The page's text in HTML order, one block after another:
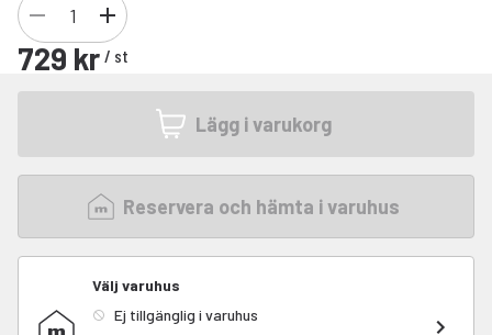
729 kr / st
Lägg i varukorg
Reservera och hämta i varuhus
Välj varuhus
Ej tillgänglig i varuhus